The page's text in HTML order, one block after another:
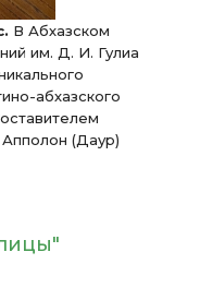
В Абхазском
им. Д. И. Гулиа
абхазского
(Даур)